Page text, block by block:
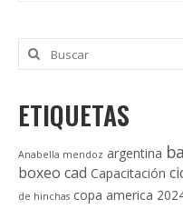
Buscar
por:
ETIQUETAS
Anabella mendoz argentina
boxeo cad Capacitación
de hinchas copa america